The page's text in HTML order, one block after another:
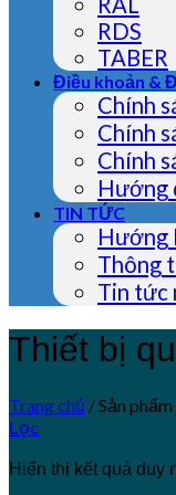
RDS
TABER
Điều khoản &
Chính
Chính
Chính
Hướng
TIN TỨC
Hướng
Thông
Tin tức
Thiết bị
Trang chủ /Sản
Lọc
Hiển thị kết quả duy